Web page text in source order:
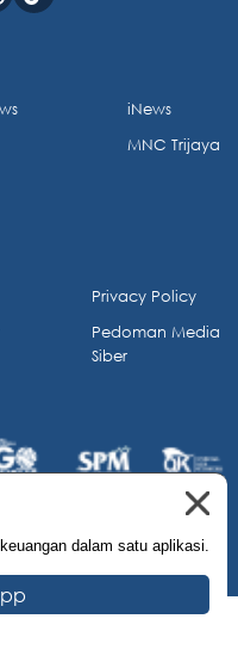
dalam satu aplikasi.
iNews
MNC Trijaya
Privacy Policy
Pedoman Media
Siber
Reserved.